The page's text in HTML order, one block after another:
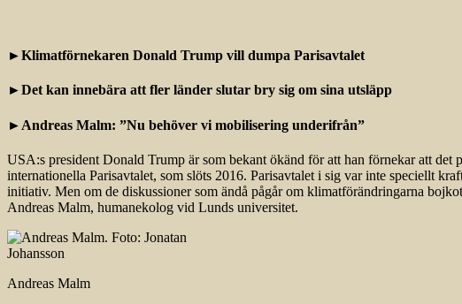
►Klimatförnekaren Donald Trump vill dumpa Parisavtalet
►Det kan innebära att fler länder slutar bry sig om sina utsläpp
►Andreas Malm: ”Nu behöver vi mobilisering underifrån”
USA:s president Donald Trump är som bekant ökänd för att han förnekar att
internationella Parisavtalet, som slöts 2016. Parisavtalet i sig var inte speciellt
initiativ. Men om de diskussioner som ändå pågår om klimatförändringarna
Andreas Malm, humanekolog vid Lunds universitet.
Andreas Malm